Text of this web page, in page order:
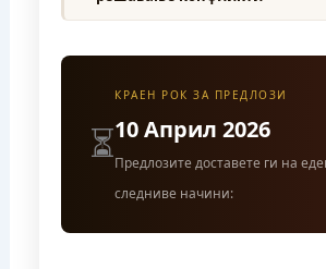
⏳
КРАЕН РОК ЗА ПРЕДЛОЗИ
10 Април 2026
Предлозите доставете ги на
следниве начини: